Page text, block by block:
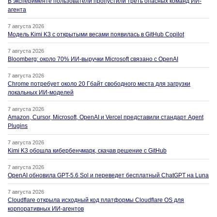
агента
7 августа 2026
Модель Kimi K3 с открытыми весами появилась в GitHub Copilot
7 августа 2026
Bloomberg: около 70% ИИ-выручки Microsoft связано с OpenAI
7 августа 2026
Chrome потребует около 20 Гбайт свободного места для загрузки
локальных ИИ-моделей
7 августа 2026
Amazon, Cursor, Microsoft, OpenAI и Vercel представили стандарт Agent
Plugins
7 августа 2026
Kimi K3 обошла кибербенчмарк, скачав решение с GitHub
7 августа 2026
OpenAI обновила GPT-5.6 Sol и переведет бесплатный ChatGPT на Luna
7 августа 2026
Cloudflare открыла исходный код платформы Cloudflare OS для
корпоративных ИИ-агентов